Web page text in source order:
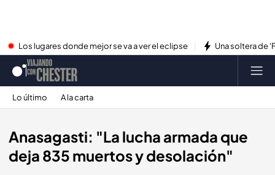
Los lugares donde mejor se va a ver el eclipse Una soltera de
Lo último A la carta
Anasagasti: "La lucha armada que
deja 835 muertos y desolación"